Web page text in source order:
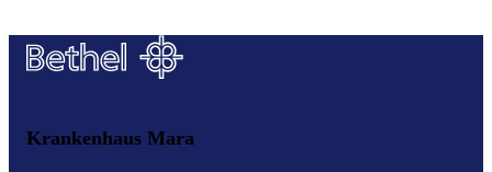
Krankenhaus Mara